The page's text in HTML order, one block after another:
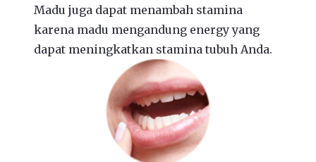
Madu juga dapat menambah stamina
karena madu mengandung energy yang
dapat meningkatkan stamina tubuh Anda.